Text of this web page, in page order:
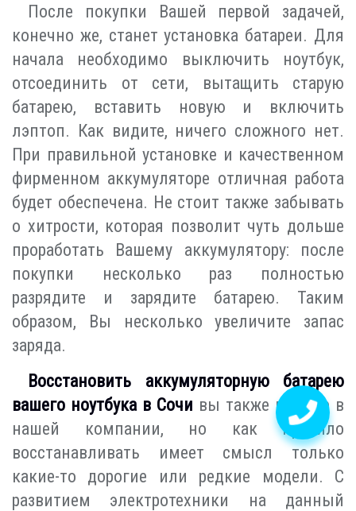
После покупки Вашей первой задачей,
конечно же, станет установка батареи. Для
начала необходимо выключить ноутбук,
отсоединить от сети, вытащить старую
батарею, вставить новую и включить
лэптоп. Как видите, ничего сложного нет.
При правильной установке и качественном
фирменном аккумуляторе отличная работа
будет обеспечена. Не стоит также забывать
о хитрости, которая позволит чуть дольше
проработать Вашему аккумулятору: после
покупки несколько раз полностью
разрядите и зарядите батарею. Таким
образом, Вы несколько увеличите запас
заряда.
Восстановить аккумуляторную батарею
вашего ноутбука в Сочи вы также можете в
нашей компании, но как правило
восстанавливать имеет смысл только
какие-то дорогие или редкие модели. С
развитием электротехники на данный